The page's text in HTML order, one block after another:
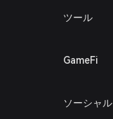
ツール
GameFi
ソーシャル